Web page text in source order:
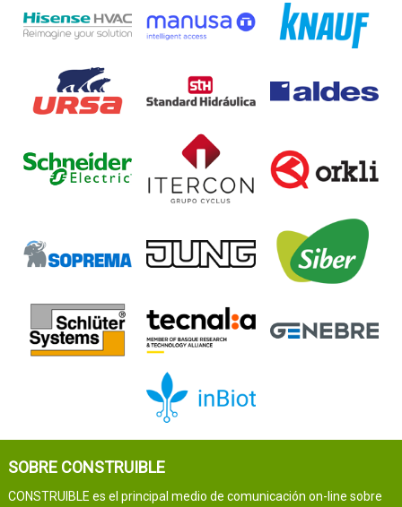
SOBRE CONSTRUIBLE
CONSTRUIBLE es el principal medio de comunicación on-line sobre